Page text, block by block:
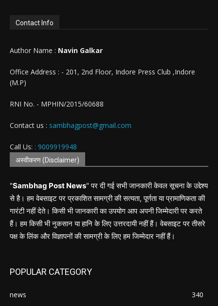
Contact Info
Author Name : Navin Galkar
Office Address : - 201, 2nd Floor, Indore Press Club ,Indore
(M.P)
RNI No. - MPHIN/2015/60688
Contact us : sambhagpost@gmail.com
Call Us: : 9009919948
अस्वीकरण (Disclaimer)
"Sambhag Post News" पर दी गई सभी जानकारी केवल सूचना के उद्देश्य
से है। हम वेबसाइट पर प्रकाशित सामग्री की सत्यता, पूर्णता या प्रामाणिकता की
गारंटी नहीं देते। किसी भी जानकारी का उपयोग आप अपनी जिम्मेदारी पर करते
हैं। हम किसी भी नुकसान या हानि के लिए उत्तरदायी नहीं हैं। वेबसाइट पर तीसरे
पक्ष के लिंक और विज्ञापनों की सामग्री के लिए हम जिम्मेदार नहीं हैं।
POPULAR CATEGORY
news
340